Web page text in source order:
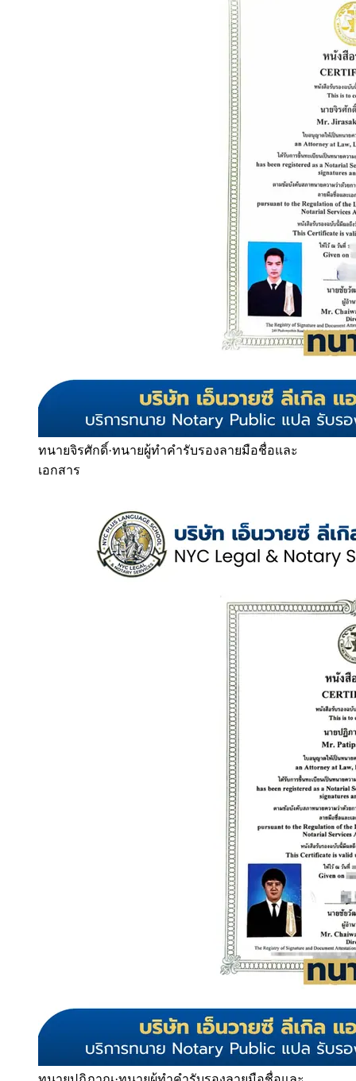
ทนายจิรศักดิ์·ทนายผู้ทำคำรับรองลายมือชื่อและ
เอกสาร